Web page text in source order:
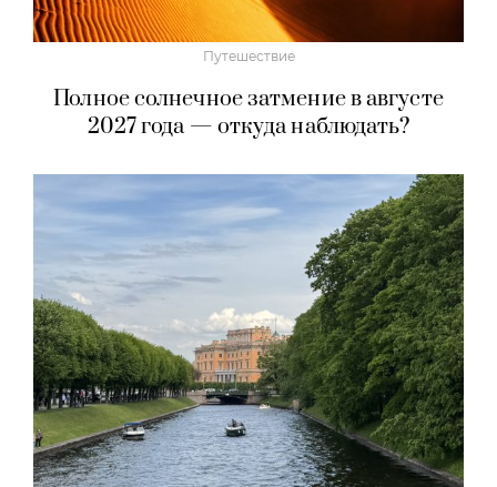
Путешествие
Полное солнечное затмение в августе
2027 года — откуда наблюдать?